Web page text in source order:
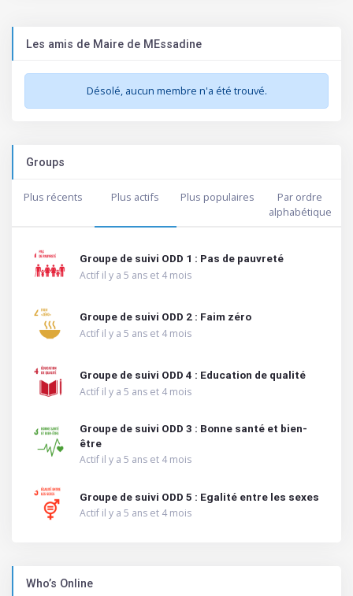
Les amis de Maire de MEssadine
Désolé, aucun membre n'a été trouvé.
Groups
Plus récents Plus actifs Plus populaires
Par ordre
alphabétique
Groupe de suivi ODD 1 : Pas de pauvreté
Actif il y a 5 ans et 4 mois
Groupe de suivi ODD 2 : Faim zéro
Actif il y a 5 ans et 4 mois
Groupe de suivi ODD 4 : Education de qualité
Actif il y a 5 ans et 4 mois
Groupe de suivi ODD 3 : Bonne santé et bien-
être
Actif il y a 5 ans et 4 mois
Groupe de suivi ODD 5 : Egalité entre les sexes
Actif il y a 5 ans et 4 mois
Who’s Online